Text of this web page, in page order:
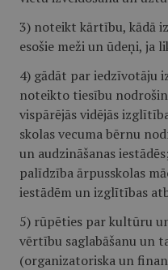
3) noteikt kārtību, kādā
esošie meži un ūdeņi, ja
4) gādāt par iedzīvotāju
noteikto tiesību
vispārējās vidējās
skolas vecuma bērnu
un audzināšanas
palīdzība ārpusskolas
iestādēm un izglītības
5) rūpēties par kultūru
vērtību saglabāšanu un
(organizatoriska un